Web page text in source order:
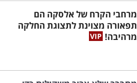
מרחבי הקרח של אלסקה הם
תפאורה מצוינת לתצוגת החלקה
מרהיבה!